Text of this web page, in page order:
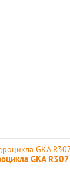
GKA R307